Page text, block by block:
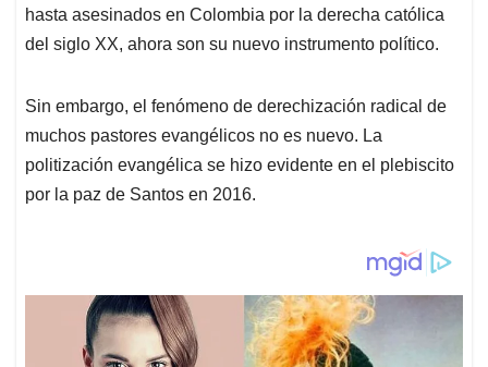
hasta asesinados en Colombia por la derecha católica
del siglo XX, ahora son su nuevo instrumento político.
Sin embargo, el fenómeno de derechización radical de
muchos pastores evangélicos no es nuevo. La
politización evangélica se hizo evidente en el plebiscito
por la paz de Santos en 2016.